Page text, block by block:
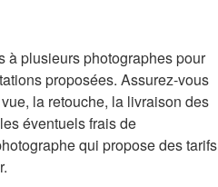
à plusieurs photographes pour
proposées. Assurez-vous
la retouche, la livraison des
éventuels frais de
qui propose des tarifs